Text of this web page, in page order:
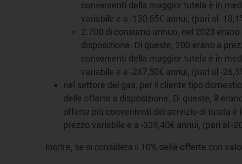
convenienti della maggior tutela è in
variabile e a -130,65€ annui, (pari al -
2.700 di consumo annuo, nel 2023
disposizione. Di queste, 200 erano a
convenienti della maggior tutela è in
variabile e a -247,50€ annui, (pari al -
nel settore del gas, per il cliente tipo
delle offerte a disposizione. Di queste, 8
offerte più convenienti del servizio di tutela è
prezzo variabile e a -339,40€ annui, (pari al -
Inoltre, se si considera il 10% delle offerte con